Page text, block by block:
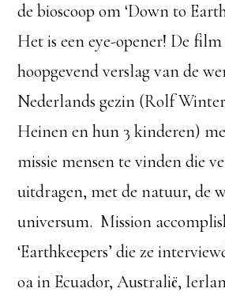
de bioscoop om ‘Down to
Het is een eye-opener! De film
hoopgevend verslag van de
Nederlands gezin (Rolf
Heinen en hun 3 kinderen)
missie mensen te vinden die
uitdragen, met de natuur, de
universum. Mission
‘Earthkeepers’ die ze
oa in Ecuador, Australië,